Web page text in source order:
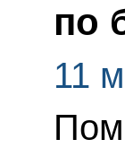
по
11